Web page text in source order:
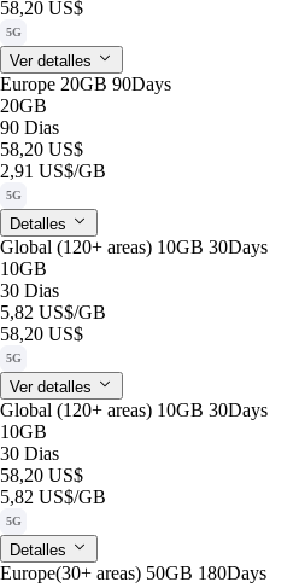
58,20 US$
5G
Ver detalles
Europe 20GB 90Days
20GB
90 Dias
58,20 US$
2,91 US$/GB
5G
Detalles
Global (120+ areas) 10GB 30Days
10GB
30 Dias
5,82 US$/GB
58,20 US$
5G
Ver detalles
Global (120+ areas) 10GB 30Days
10GB
30 Dias
58,20 US$
5,82 US$/GB
5G
Detalles
Europe(30+ areas) 50GB 180Days